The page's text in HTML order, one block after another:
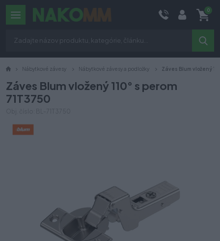
0
Nábytkové závesy Nábytkové závesy a podložky Záves Blum vložený
Záves Blum vložený 110° s perom
71T3750